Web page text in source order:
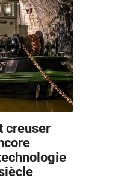
creuser